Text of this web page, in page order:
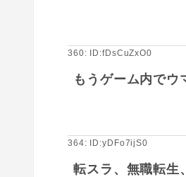
360: ID:fDsCuZxO0
もうゲーム内でウ
364: ID:yDFo7ijS0
転スラ、無職転生